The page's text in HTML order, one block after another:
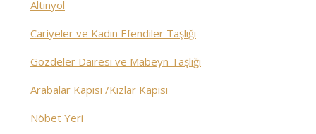
Altınyol
Cariyeler ve Kadın Efendiler Taşlığı
Gözdeler Dairesi ve Mabeyn Taşlığı
Arabalar Kapısı /Kızlar Kapısı
Nöbet Yeri